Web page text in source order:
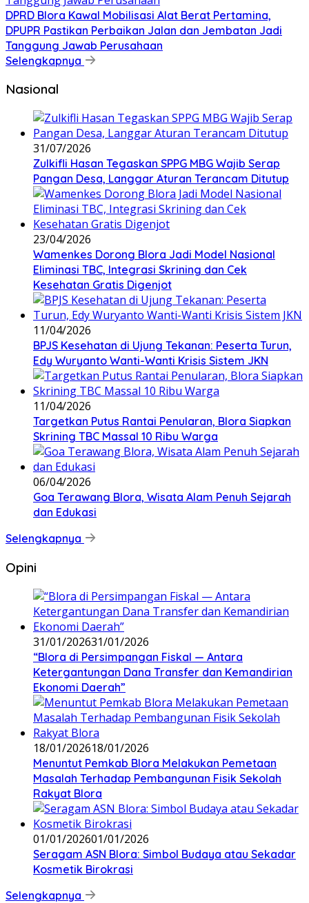
DPRD Blora Kawal Mobilisasi Alat Berat Pertamina,
DPUPR Pastikan Perbaikan Jalan dan Jembatan Jadi
Tanggung Jawab Perusahaan
Selengkapnya
Nasional
31/07/2026
Zulkifli Hasan Tegaskan SPPG MBG Wajib Serap
Pangan Desa, Langgar Aturan Terancam Ditutup
23/04/2026
Wamenkes Dorong Blora Jadi Model Nasional
Eliminasi TBC, Integrasi Skrining dan Cek
Kesehatan Gratis Digenjot
11/04/2026
BPJS Kesehatan di Ujung Tekanan: Peserta Turun,
Edy Wuryanto Wanti-Wanti Krisis Sistem JKN
11/04/2026
‎Targetkan Putus Rantai Penularan, Blora Siapkan
Skrining TBC Massal 10 Ribu Warga
06/04/2026
Goa Terawang Blora, Wisata Alam Penuh Sejarah
dan Edukasi
Selengkapnya
Opini
31/01/202631/01/2026
‎“Blora di Persimpangan Fiskal — Antara
Ketergantungan Dana Transfer dan Kemandirian
Ekonomi Daerah”
18/01/202618/01/2026
‎Menuntut Pemkab Blora Melakukan Pemetaan
Masalah Terhadap Pembangunan Fisik Sekolah
Rakyat Blora
01/01/202601/01/2026
‎Seragam ASN Blora: Simbol Budaya atau Sekadar
Kosmetik Birokrasi
Selengkapnya